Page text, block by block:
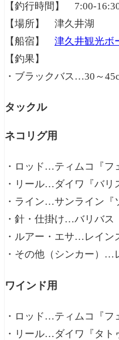
【釣行時間】 7:00-
【場所】 津久井湖
【船宿】 津久井観光ボ
【釣果】
・ブラックバス…30～
タックル
ネコリグ用
・ロッド…ティムコ『フ
・リール…ダイワ『バリ
・ライン…サンライン『
・針・仕掛け…バリバス
・ルアー・エサ…レイン
・その他（シンカー）…
ワインド用
・ロッド…ティムコ『フ
・リール…ダイワ『タト